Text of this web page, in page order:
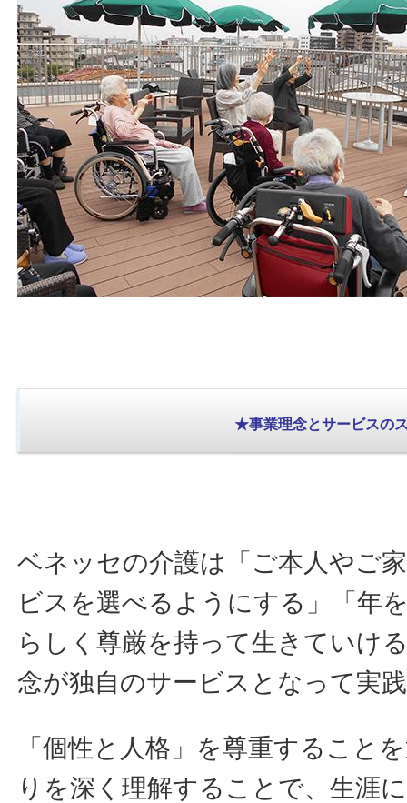
★事業理念とサービスの
ベネッセの介護は「ご本人やご
ビスを選べるようにする」「年
らしく尊厳を持って生きていけ
念が独自のサービスとなって実
「個性と人格」を尊重すること
りを深く理解することで、生涯